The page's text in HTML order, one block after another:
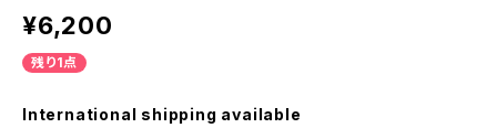
¥6,200
残り1点
International shipping available